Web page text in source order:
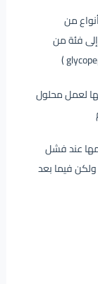
من
إلى فئة من
لعمل محلول
عند فشل
ولكن فيما بعد